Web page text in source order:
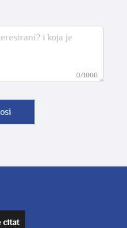
0/1000
citat